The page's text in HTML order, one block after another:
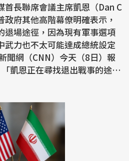
首長聯席會議主席凱恩（Dan C
府其他高階幕僚明確表示，
退場途徑，因為現有軍事選項
武力也不太可能達成總統設定
凱恩正在尋找退出戰事的途